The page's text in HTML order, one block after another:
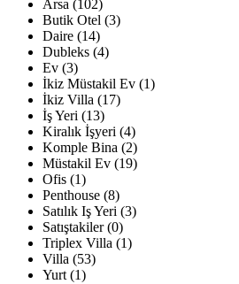
Arsa (102)
Butik Otel (3)
Daire (14)
Dubleks (4)
Ev (3)
İkiz Müstakil Ev (1)
İkiz Villa (17)
İş Yeri (13)
Kiralık İşyeri (4)
Komple Bina (2)
Müstakil Ev (19)
Ofis (1)
Penthouse (8)
Satılık Iş Yeri (3)
Satıştakiler (0)
Triplex Villa (1)
Villa (53)
Yurt (1)